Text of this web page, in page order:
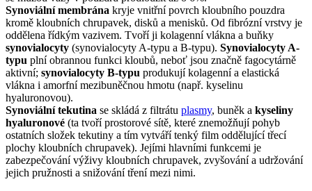
Synoviální membrána kryje vnitřní povrch kloubního pouzdra
kromě kloubních chrupavek, disků a menisků. Od fibrózní vrstvy je
oddělena řídkým vazivem. Tvoří ji kolagenní vlákna a buňky
synovialocyty (synovialocyty A-typu a B-typu). Synovialocyty A-
typu plní obrannou funkci kloubů, neboť jsou značně fagocytárně
aktivní; synovialocyty B-typu produkují kolagenní a elastická
vlákna i amorfní mezibuněčnou hmotu (např. kyselinu
hyaluronovou).
Synoviální tekutina se skládá z filtrátu plasmy, buněk a kyseliny
hyaluronové (ta tvoří prostorové sítě, které znemožňují pohyb
ostatních složek tekutiny a tím vytváří tenký film oddělující třecí
plochy kloubních chrupavek). Jejími hlavními funkcemi je
zabezpečování výživy kloubních chrupavek, zvyšování a udržování
jejich pružnosti a snižování tření mezi nimi.